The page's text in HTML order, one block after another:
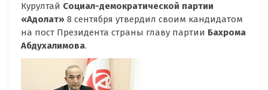
Курултай Социал-демократической партии
«Адолат» 8 сентября утвердил своим кандидатом
на пост Президента страны главу партии Бахрома
Абдухалимова.